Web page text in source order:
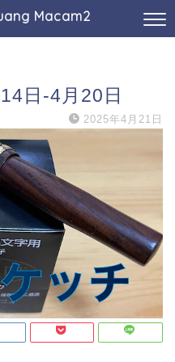
Macam2
日-4月20日
2025年4月21日